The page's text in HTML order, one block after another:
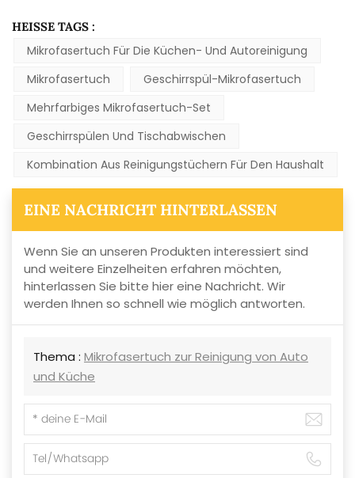
HEISSE TAGS :
Mikrofasertuch Für Die Küchen- Und Autoreinigung
Mikrofasertuch
Geschirrspül-Mikrofasertuch
Mehrfarbiges Mikrofasertuch-Set
Geschirrspülen Und Tischabwischen
Kombination Aus Reinigungstüchern Für Den Haushalt
EINE NACHRICHT HINTERLASSEN
Wenn Sie an unseren Produkten interessiert sind
und weitere Einzelheiten erfahren möchten,
hinterlassen Sie bitte hier eine Nachricht. Wir
werden Ihnen so schnell wie möglich antworten.
Thema : Mikrofasertuch zur Reinigung von Auto
und Küche